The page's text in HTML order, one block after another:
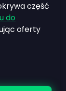
część
do
oferty